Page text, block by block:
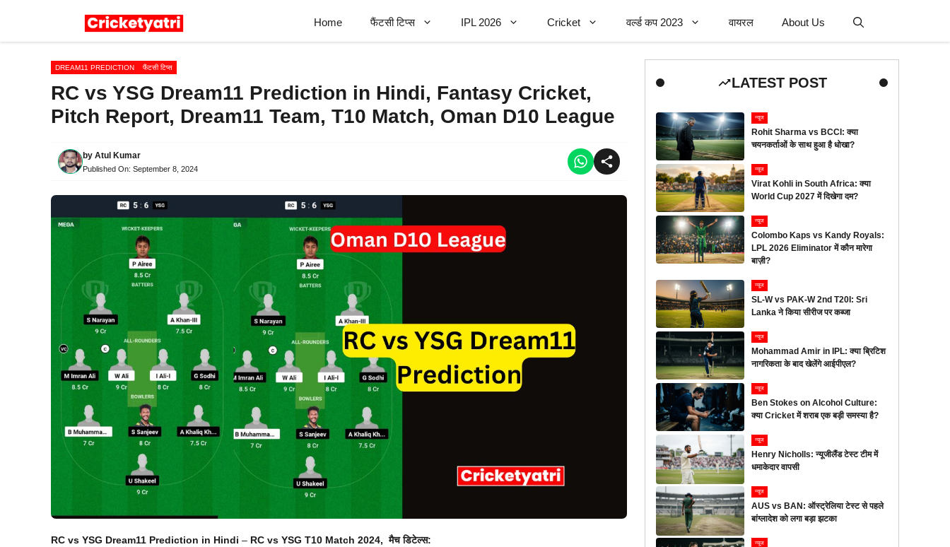
Home फैंटसी टिप्स IPL 2026 Cricket वर्ल्ड कप 2023 वायरल About Us
DREAM11 PREDICTION फैंटसी टिप्स
RC vs YSG Dream11 Prediction in Hindi, Fantasy Cricket,
Pitch Report, Dream11 Team, T10 Match, Oman D10 League
by Atul Kumar
Published On: September 8, 2024
RC vs YSG Dream11 Prediction in Hindi – RC vs YSG T10 Match 2024, मैच डिटेल्स:
LATEST POST
न्यूज
Rohit Sharma vs BCCI: क्या
चयनकर्ताओं के साथ हुआ है धोखा?
न्यूज
Virat Kohli in South Africa: क्या
World Cup 2027 में दिखेगा दम?
न्यूज
Colombo Kaps vs Kandy Royals:
LPL 2026 Eliminator में कौन मारेगा
बाज़ी?
न्यूज
SL-W vs PAK-W 2nd T20I: Sri
Lanka ने किया सीरीज पर कब्जा
न्यूज
Mohammad Amir in IPL: क्या ब्रिटिश
नागरिकता के बाद खेलेंगे आईपीएल?
न्यूज
Ben Stokes on Alcohol Culture:
क्या Cricket में शराब एक बड़ी समस्या है?
न्यूज
Henry Nicholls: न्यूजीलैंड टेस्ट टीम में
धमाकेदार वापसी
न्यूज
AUS vs BAN: ऑस्ट्रेलिया टेस्ट से पहले
बांग्लादेश को लगा बड़ा झटका
न्यूज